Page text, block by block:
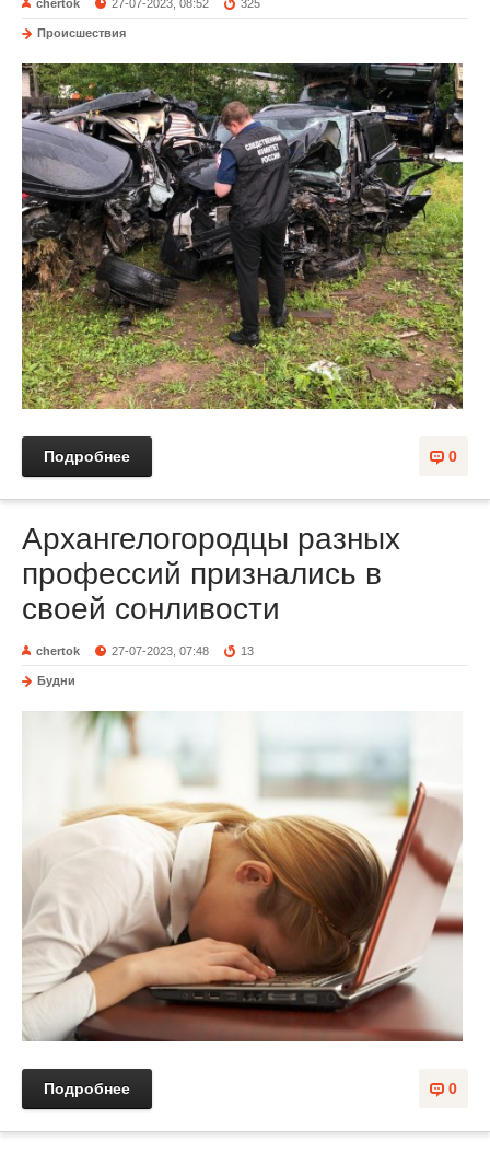
chertok 27-07-2023, 08:52 325
Происшествия
0
Подробнее
Архангелогородцы разных
профессий признались в
своей сонливости
chertok 27-07-2023, 07:48 13
Будни
0
Подробнее